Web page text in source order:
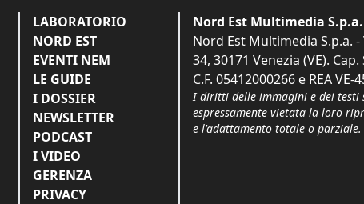
LABORATORIO
NORD EST
EVENTI NEM
LE GUIDE
I DOSSIER
NEWSLETTER
PODCAST
I VIDEO
GERENZA
PRIVACY
Nord Est Multimedia S.p.a.
Nord Est Multimedia S.p.a.
34, 30171 Venezia (VE).
C.F. 05412000266 e REA VE-
I diritti delle immagini e dei testi
espressamente vietata la loro
e l'adattamento totale o parziale.